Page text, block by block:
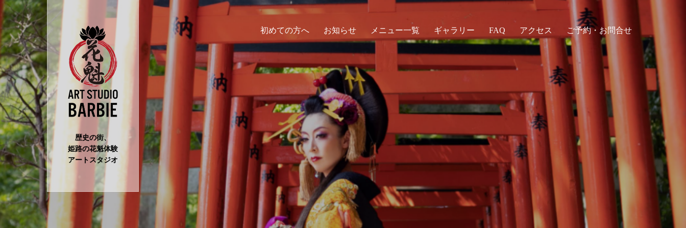
歴史の街、
姫路の花魁体験
アートスタジオ
初めての方へ お知らせ メニュー一覧 ギャラリー FAQ アクセス ご予約・お問合せ